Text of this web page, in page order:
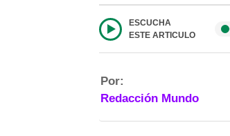
ESCUCHA
ESTE ARTICULO
Por:
Redacción Mundo